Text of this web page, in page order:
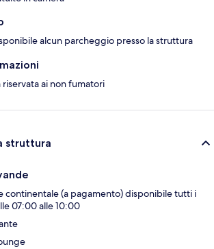
alcun parcheggio presso la struttura
ai non fumatori
struttura
continentale (a pagamento) disponibile tutti i
07:00 alle 10:00